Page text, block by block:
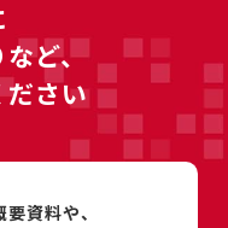
ど、
ださい
資料や、